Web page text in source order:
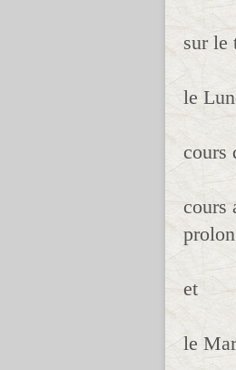
sur le
le
cours
cours
et
le